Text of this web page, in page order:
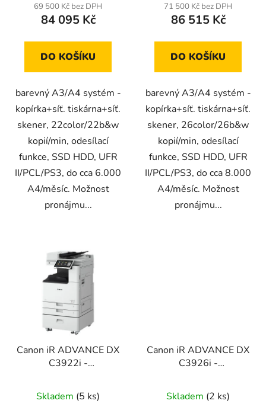
69 500 Kč bez DPH
84 095 Kč
DO KOŠÍKU
barevný A3/A4 systém -
kopírka+síť. tiskárna+síť.
skener, 22color/22b&w
kopií/min, odesílací
funkce, SSD HDD, UFR
II/PCL/PS3, do cca 6.000
A4/měsíc. Možnost
pronájmu...
71 500 Kč bez DPH
86 515 Kč
DO KOŠÍKU
barevný A3/A4 systém -
kopírka+síť. tiskárna+síť.
skener, 26color/26b&w
kopií/min, odesílací
funkce, SSD HDD, UFR
II/PCL/PS3, do cca 8.000
A4/měsíc. Možnost
pronájmu...
Canon iR ADVANCE DX
C3922i -
Skladem (5 ks)
Canon iR ADVANCE DX
C3926i -
Skladem (2 ks)